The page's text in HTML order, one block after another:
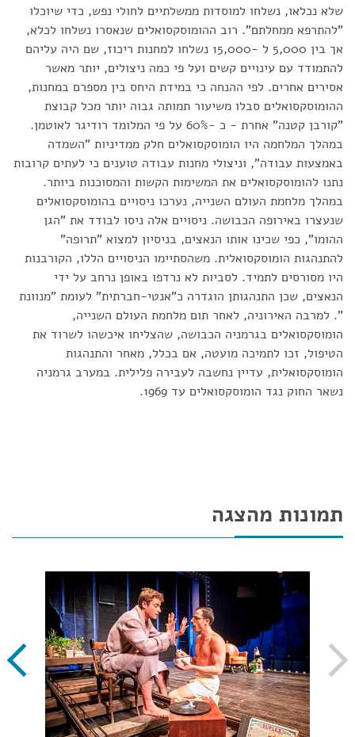
שלא נכלאו, נשלחו למוסדות ממשלתיים לחולי נפש, כדי שיוכלו
"להתרפא ממחלתם". רוב ההומוסקסואלים שנאסרו נשלחו לכלא,
אך בין 5,000 ל -15,000 נשלחו למחנות ריכוז, שם היה עליהם
להתמודד עם עינויים קשים ועל פי כמה ניצולים, יותר מאשר
אסירים אחרים. לפי ההנחה כי במידת היחס בין מספרם במחנות,
ההומוסקסואלים סבלו משיעור תמותה גבוה יותר מכל קבוצת
"קורבן קטנה" אחרת - כ -60% על פי המלומד רודיגר לאוטמן.
במהלך המלחמה היו הומוסקסואלים חלק ממדיניות "השמדה
באמצעות עבודה", וניצולי מחנות עבודה טוענים כי לעתים קרובות
נתנו להומוסקסואלים את המשימות הקשות והמסוכנות ביותר.
במהלך מלחמת העולם השנייה, נערכו ניסויים בהומוסקסואלים
שנעצרו באירופה הכבושה. ניסויים אלה ניסו לבודד את "הגן
ההומו", כפי שכינו אותו הנאצים, בניסיון למצוא "תרופה"
להתנהגות הומוסקסואלית. משהסתיימו הניסויים הללו, הקורבנות
היו מסורסים לתמיד. לסביות לא נרדפו באופן נרחב על ידי
הנאצים, שכן התנהגותן הוגדרה כ"אנטי-חברתית" לעומת "מנוונת
". למרבה האירוניה, לאחר תום מלחמת העולם השנייה,
הומוסקסואלים בגרמניה הכבושה, שהצליחו איכשהו לשרוד את
הטיפול, זכו לתמיכה מועטה, אם בכלל, מאחר והתנהגות
הומוסקסואלית, עדיין נחשבה לעבירה פלילית. במערב גרמניה
נשאר החוק נגד הומוסקסואלים עד 1969.
תמונות מהצגה